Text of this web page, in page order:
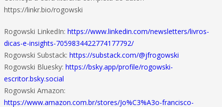
https://linkr.bio/rogowski
Rogowski LinkedIn: https://www.linkedin.com/newsletters/livros-
dicas-e-insights-7059834422774177792/
Rogowski Substack: https://substack.com/@jfrogowski
Rogowski Bluesky: https://bsky.app/profile/rogowski-
escritor.bsky.social
Rogowski Amazon:
https://www.amazon.com.br/stores/Jo%C3%A3o-francisco-